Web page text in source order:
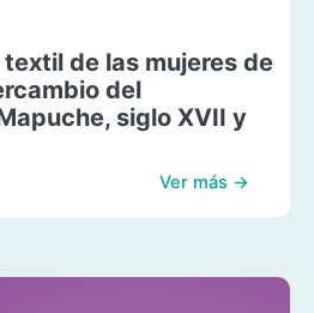
de las mujeres de
del
siglo XVII y
Ver más →